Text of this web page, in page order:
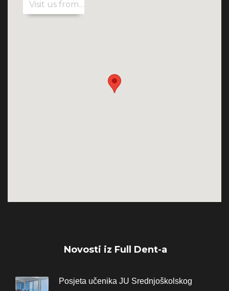
Novosti iz Full Dent-a
Posjeta učenika JU Srednjoškolskog